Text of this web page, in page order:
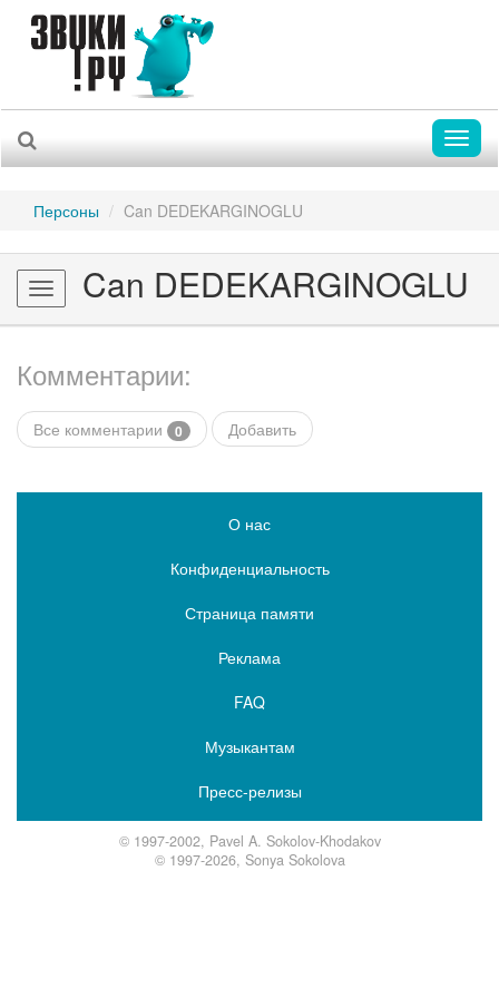
Персоны Can DEDEKARGINOGLU
Toggle
navigation
Can DEDEKARGINOGLU
Комментарии:
Все комментарии 0 Добавить
О нас
Конфиденциальность
Страница памяти
Реклама
FAQ
Музыкантам
Пресс-релизы
© 1997-2002, Pavel A. Sokolov-Khodakov
© 1997-2026, Sonya Sokolova